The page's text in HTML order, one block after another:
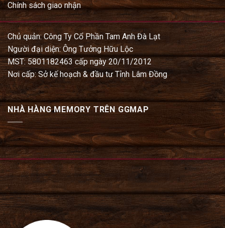
Chính sách giao nhận
Chủ quản: Công Ty Cổ Phần Tam Anh Đà Lạt
Người đại diện: Ông Tưởng Hữu Lộc
MST: 5801182463 cấp ngày 20/11/2012
Nơi cấp: Sở kế hoạch & đầu tư Tỉnh Lâm Đồng
NHÀ HÀNG MEMORY TRÊN GGMAP